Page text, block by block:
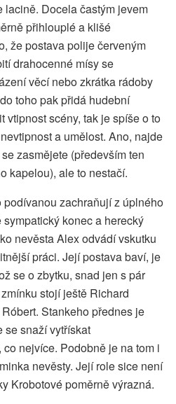
lacině. Docela častým jevem
přihlouplé a klišé
že postava polije červeným
drahocenné mísy se
věcí nebo zkrátka rádoby
toho pak přidá hudební
vtipnost scény, tak je spíše o to
a umělost. Ano, najde
zasmějete (především ten
kapelou), ale to nestačí.
zachraňují z úplného
konec a herecký
nevěsta Alex odvádí vskutku
práci. Její postava baví, je
se o zbytku, snad jen s pár
stojí ještě Richard
Stankeho přednes je
se snaží vytřískat
nejvíce. Podobně je na tom i
nevěsty. Její role sice není
Krobotové poměrně výrazná.